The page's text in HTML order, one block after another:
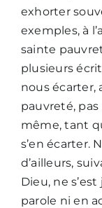
exhorter
exemples, à
sainte
plusieurs
nous écarter,
pauvreté,
même, tant
s’en écarter.
d’ailleurs,
Dieu, ne
parole ni en